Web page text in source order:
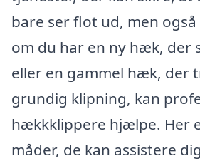
bare ser flot ud, men
om du har en ny hæk, der
eller en gammel hæk, der
grundig klipning, kan
hækkklippere hjælpe. Her
måder, de kan assistere